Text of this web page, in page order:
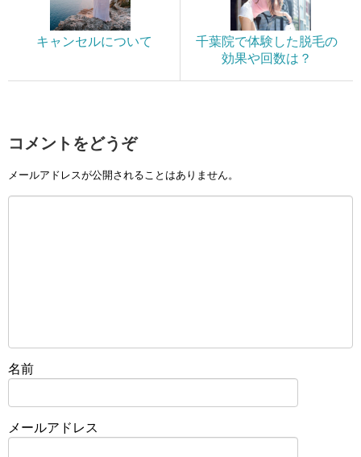
キャンセルについて
千葉院で体験した脱毛の
効果や回数は？
コメントをどうぞ
メールアドレスが公開されることはありません。
名前
メールアドレス